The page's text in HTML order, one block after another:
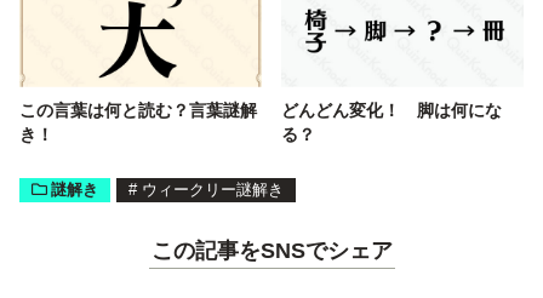
この言葉は何と読む？言葉謎解
き！
どんどん変化！ 脚は何にな
る？
謎解き # ウィークリー謎解き
この記事をSNSでシェア